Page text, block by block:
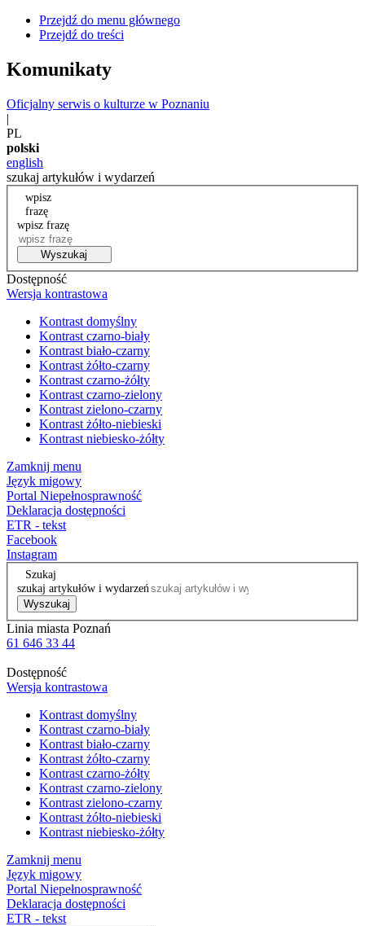
Przejdź do menu głównego
Przejdź do treści
Komunikaty
Oficjalny serwis o kulturze w Poznaniu
|
PL
polski
english
szukaj artykułów i wydarzeń
wpisz
frazę
wpisz frazę
Wyszukaj
Dostępność
Wersja kontrastowa
Kontrast domyślny
Kontrast czarno-biały
Kontrast biało-czarny
Kontrast żółto-czarny
Kontrast czarno-żółty
Kontrast czarno-zielony
Kontrast zielono-czarny
Kontrast żółto-niebieski
Kontrast niebiesko-żółty
Zamknij menu
Język migowy
Portal Niepełnosprawność
Deklaracja dostępności
ETR - tekst
Facebook
Instagram
Szukaj
szukaj artykułów i wydarzeń
Wyszukaj
Linia miasta Poznań
61 646 33 44
Dostępność
Wersja kontrastowa
Kontrast domyślny
Kontrast czarno-biały
Kontrast biało-czarny
Kontrast żółto-czarny
Kontrast czarno-żółty
Kontrast czarno-zielony
Kontrast zielono-czarny
Kontrast żółto-niebieski
Kontrast niebiesko-żółty
Zamknij menu
Język migowy
Portal Niepełnosprawność
Deklaracja dostępności
ETR - tekst